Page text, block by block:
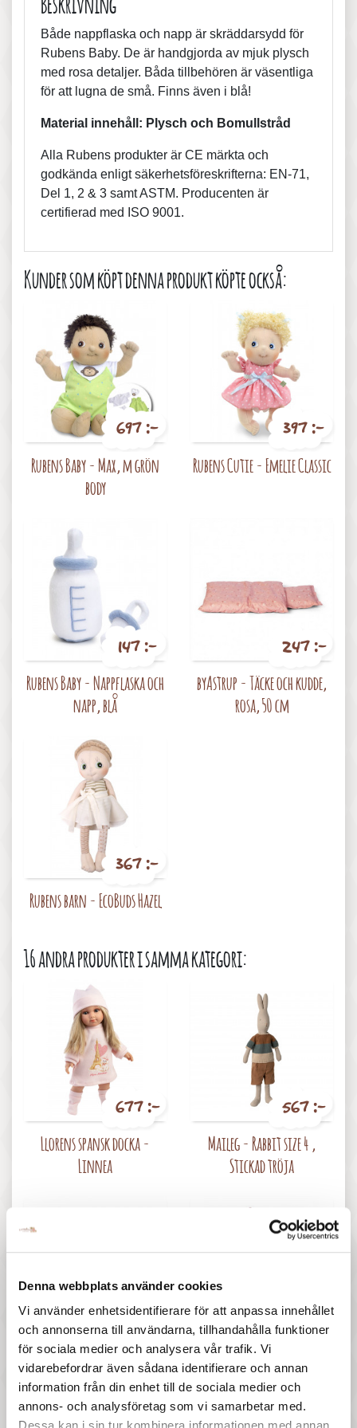
Denna webbplats använder cookies
Vi använder enhetsidentifierare för att anpassa innehållet
och annonserna till användarna, tillhandahålla funktioner
för sociala medier och analysera vår trafik. Vi
vidarebefordrar även sådana identifierare och annan
information från din enhet till de sociala medier och
annons- och analysföretag som vi samarbetar med.
Både nappflaska och napp är skräddarsydd för
Rubens Baby. De är handgjorda av mjuk plysch
med rosa detaljer. Båda tillbehören är väsentliga
för att lugna de små. Finns även i blå!
Material innehåll: Plysch och Bomullstråd
Alla Rubens produkter är CE märkta och
godkända enligt säkerhetsföreskrifterna: EN-71,
Del 1, 2 & 3 samt ASTM. Producenten är
certifierad med ISO 9001.
Kunder som köpt denna produkt köpte också:
697 :-
Rubens Baby - Max, m grön
body
397 :-
Rubens Cutie - Emelie Classic
147 :-
Rubens Baby - Nappflaska och
napp, blå
247 :-
byAstrup - Täcke och kudde,
rosa, 50 cm
367 :-
Rubens barn - EcoBuds Hazel
16 andra produkter i samma kategori:
677 :-
Llorens spansk docka -
Linnea
567 :-
Maileg - Rabbit size 4 ,
Stickad tröja
Pris
617 :-
MaMaMeMo - Kylväska och
picknickset
Pris
987 :-
Rubens barn - Meiya Original